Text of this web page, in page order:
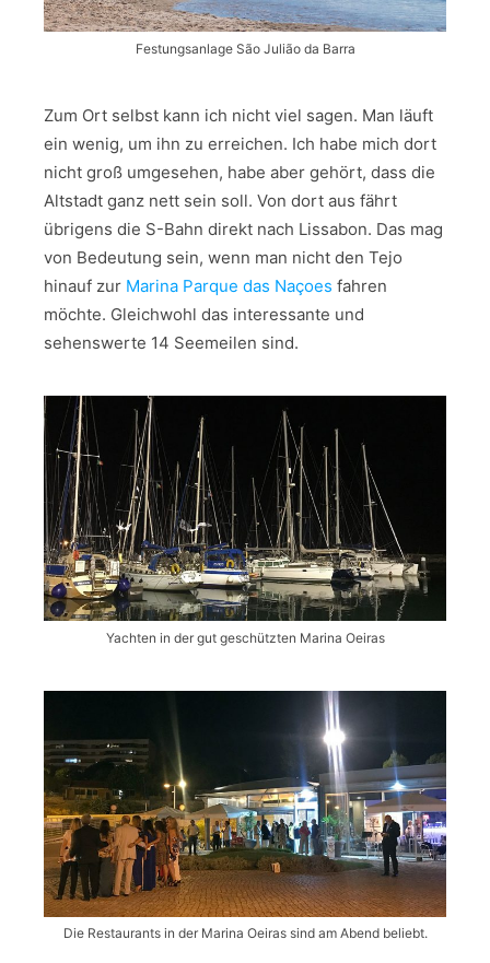
Festungsanlage São Julião da Barra
Zum Ort selbst kann ich nicht viel sagen. Man läuft
ein wenig, um ihn zu erreichen. Ich habe mich dort
nicht groß umgesehen, habe aber gehört, dass die
Altstadt ganz nett sein soll. Von dort aus fährt
übrigens die S-Bahn direkt nach Lissabon. Das mag
von Bedeutung sein, wenn man nicht den Tejo
hinauf zur Marina Parque das Naçoes fahren
möchte. Gleichwohl das interessante und
sehenswerte 14 Seemeilen sind.
Yachten in der gut geschützten Marina Oeiras
Die Restaurants in der Marina Oeiras sind am Abend beliebt.